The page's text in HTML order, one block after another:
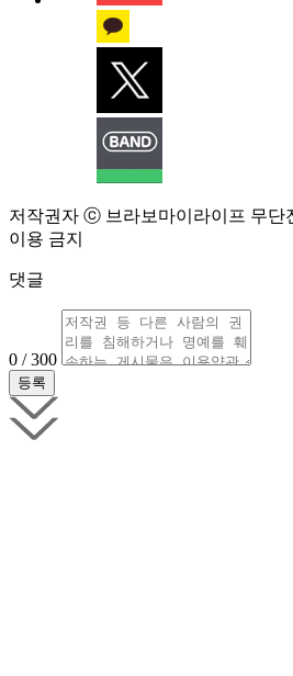
저작권자 ⓒ 브라보마이라이프 무단
이용 금지
댓글
0 / 300